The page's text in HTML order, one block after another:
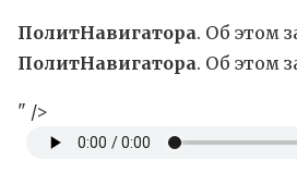
ПолитНавигатора. Об этом
ПолитНавигатора. Об этом
" />